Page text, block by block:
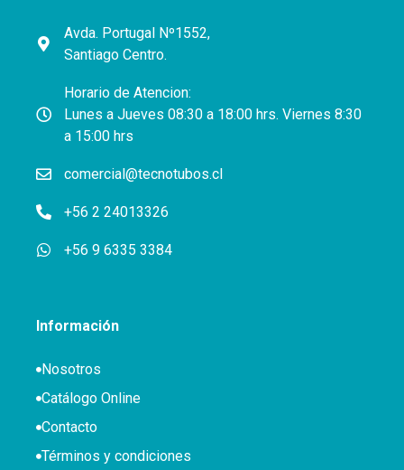
Avda. Portugal Nº1552,
Santiago Centro.
Horario de Atencion:
Lunes a Jueves 08:30 a 18:00 hrs. Viernes 8:30
a 15:00 hrs
comercial@tecnotubos.cl
+56 2 24013326
+56 9 6335 3384
Información
Nosotros
Catálogo Online
Contacto
Términos y condiciones